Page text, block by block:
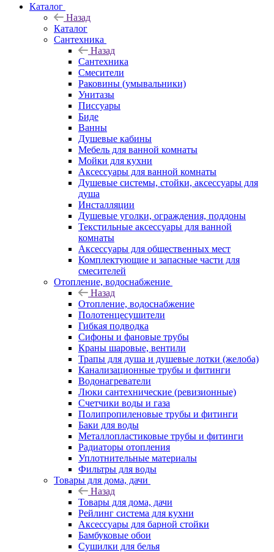
Каталог
Назад
Каталог
Сантехника
Назад
Сантехника
Смесители
Раковины (умывальники)
Унитазы
Писсуары
Биде
Ванны
Душевые кабины
Мебель для ванной комнаты
Мойки для кухни
Аксессуары для ванной комнаты
Душевые системы, стойки, аксессуары для
душа
Инсталляции
Душевые уголки, ограждения, поддоны
Текстильные аксессуары для ванной
комнаты
Аксессуары для общественных мест
Комплектующие и запасные части для
смесителей
Отопление, водоснабжение
Назад
Отопление, водоснабжение
Полотенцесушители
Гибкая подводка
Сифоны и фановые трубы
Краны шаровые, вентили
Трапы для душа и душевые лотки (желоба)
Канализационные трубы и фитинги
Водонагреватели
Люки сантехнические (ревизионные)
Счетчики воды и газа
Полипропиленовые трубы и фитинги
Баки для воды
Металлопластиковые трубы и фитинги
Радиаторы отопления
Уплотнительные материалы
Фильтры для воды
Товары для дома, дачи
Назад
Товары для дома, дачи
Рейлинг система для кухни
Аксессуары для барной стойки
Бамбуковые обои
Сушилки для белья